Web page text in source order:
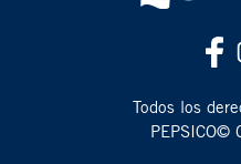
Todos los
PEPSICO©